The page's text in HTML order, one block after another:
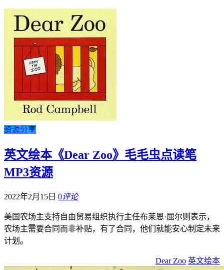
资源分享
英文绘本《Dear Zoo》毛毛虫点读笔
MP3资源
2022年2月15日 0评论
美国农场主支持自由贸易组织执行主任布莱恩·屈尔则表示，
农场主需要合同而非补贴，有了合同，他们就能安心制定未来
计划。
Dear Zoo 英文绘本